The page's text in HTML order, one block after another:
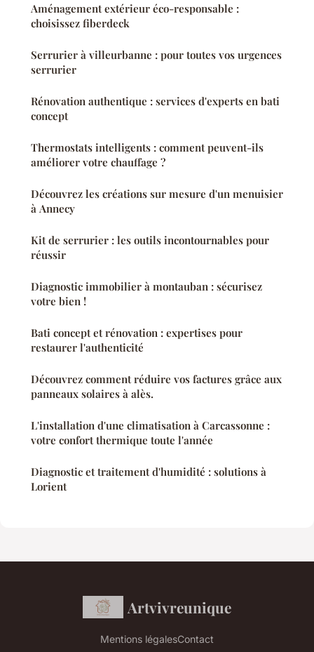
Aménagement extérieur éco-responsable :
choisissez fiberdeck
Serrurier à villeurbanne : pour toutes vos urgences
serrurier
Rénovation authentique : services d'experts en bati
concept
Thermostats intelligents : comment peuvent-ils
améliorer votre chauffage ?
Découvrez les créations sur mesure d'un menuisier
à Annecy
Kit de serrurier : les outils incontournables pour
réussir
Diagnostic immobilier à montauban : sécurisez
votre bien !
Bati concept et rénovation : expertises pour
restaurer l'authenticité
Découvrez comment réduire vos factures grâce aux
panneaux solaires à alès.
L'installation d'une climatisation à Carcassonne :
votre confort thermique toute l'année
Diagnostic et traitement d'humidité : solutions à
Lorient
Artvivreunique
Mentions légalesContact